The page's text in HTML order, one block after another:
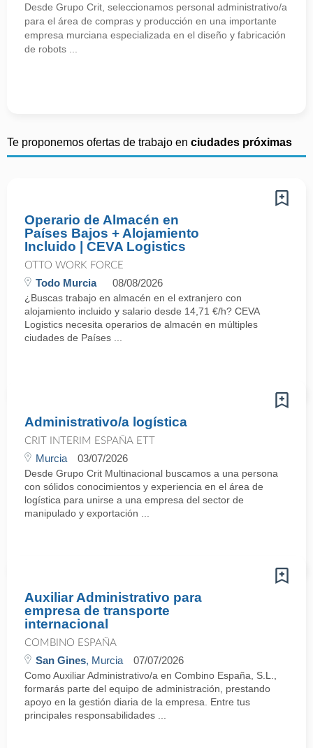
Desde Grupo Crit, seleccionamos personal administrativo/a
para el área de compras y producción en una importante
empresa murciana especializada en el diseño y fabricación
de robots ...
Te proponemos ofertas de trabajo en ciudades próximas
Operario de Almacén en
Países Bajos + Alojamiento
Incluido | CEVA Logistics
OTTO WORK FORCE
Todo Murcia 08/08/2026
¿Buscas trabajo en almacén en el extranjero con
alojamiento incluido y salario desde 14,71 €/h? CEVA
Logistics necesita operarios de almacén en múltiples
ciudades de Países ...
Administrativo/a logística
CRIT INTERIM ESPAÑA ETT
Murcia 03/07/2026
Desde Grupo Crit Multinacional buscamos a una persona
con sólidos conocimientos y experiencia en el área de
logística para unirse a una empresa del sector de
manipulado y exportación ...
Auxiliar Administrativo para
empresa de transporte
internacional
COMBINO ESPAÑA
San Gines, Murcia 07/07/2026
Como Auxiliar Administrativo/a en Combino España, S.L.,
formarás parte del equipo de administración, prestando
apoyo en la gestión diaria de la empresa. Entre tus
principales responsabilidades ...